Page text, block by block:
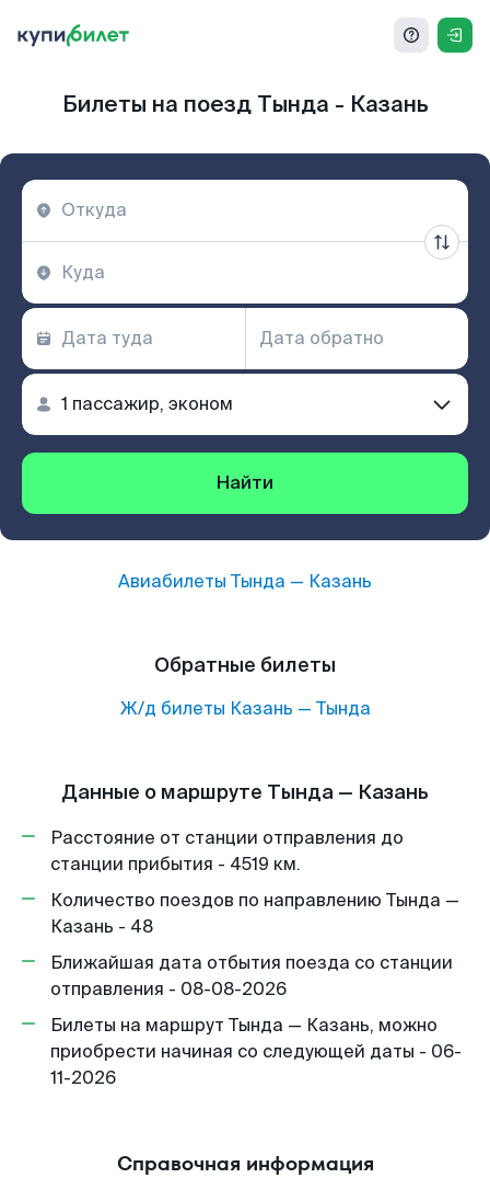
Билеты на поезд Тында - Казань
Найти
Авиабилеты Тында — Казань
Обратные билеты
Ж/д билеты Казань — Тында
Данные о маршруте Тында — Казань
Расстояние от станции отправления до
станции прибытия - 4519 км.
Количество поездов по направлению Тында —
Казань - 48
Ближайшая дата отбытия поезда со станции
отправления - 08-08-2026
Билеты на маршрут Тында — Казань, можно
приобрести начиная со следующей даты - 06-
11-2026
Справочная информация